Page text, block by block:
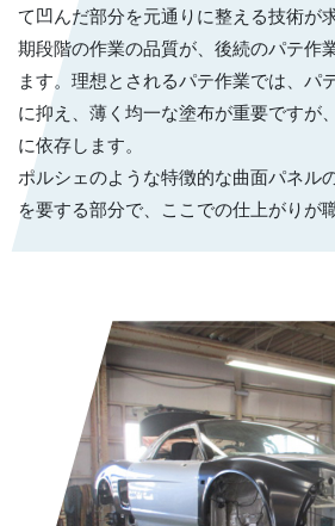
て凹んだ部分を元通りに整える技術が
期段階の作業の品質が、後続のパテ作
ます。理想とされるパテ作業では、パ
に抑え、薄く均一な塗布が重要ですが
に依存します。
ポルシェのような特徴的な曲面パネル
を要する部分で、ここでの仕上がりが